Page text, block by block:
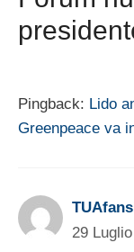
Pingback: Lido
Greenpeace va
29